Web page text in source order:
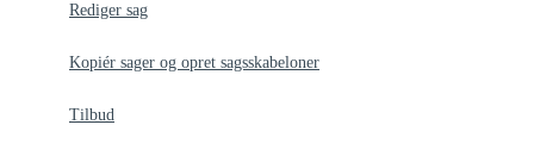
Rediger sag
Kopiér sager og opret sagsskabeloner
Tilbud